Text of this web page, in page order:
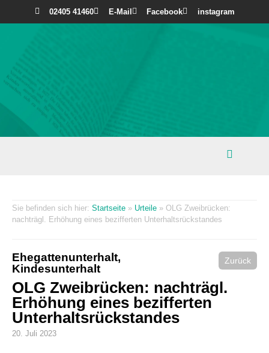
02405 41460 E-Mail Facebook instagram
Startseite » Urteile » OLG Zweibrücken:
nachträgl. Erhöhung eines bezifferten Unterhaltsrückstandes
Ehegattenunterhalt,
Kindesunterhalt
Zurück
OLG Zweibrücken: nachträgl.
Erhöhung eines bezifferten
Unterhaltsrückstandes
20. Juli 2023